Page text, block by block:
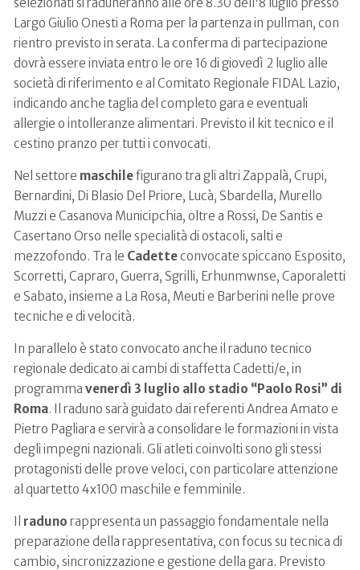
Largo Giulio Onesti a Roma per la partenza in pullman, con
rientro previsto in serata. La conferma di partecipazione
dovrà essere inviata entro le ore 16 di giovedì 2 luglio alle
società di riferimento e al Comitato Regionale FIDAL Lazio,
indicando anche taglia del completo gara e eventuali
allergie o intolleranze alimentari. Previsto il kit tecnico e il
cestino pranzo per tutti i convocati.
Nel settore maschilefigurano tra gli altri Zappalà, Crupi,
Bernardini, Di Blasio Del Priore, Lucà, Sbardella, Murello
Muzzi e Casanova Municipchia, oltre a Rossi, De Santis e
Casertano Orso nelle specialità di ostacoli, salti e
mezzofondo. Tra le Cadetteconvocate spiccano Esposito,
Scorretti, Capraro, Guerra, Sgrilli, Erhunmwnse, Caporaletti
e Sabato, insieme a La Rosa, Meuti e Barberini nelle prove
tecniche e di velocità.
In parallelo è stato convocato anche il raduno tecnico
regionale dedicato ai cambi di staffetta Cadetti/e, in
programma venerdì 3 luglio allo stadio “Paolo Rosi” di
Roma. Il raduno sarà guidato dai referenti Andrea Amato e
Pietro Pagliara e servirà a consolidare le formazioni in vista
degli impegni nazionali. Gli atleti coinvolti sono gli stessi
protagonisti delle prove veloci, con particolare attenzione
al quartetto 4x100 maschile e femminile.
Il raduno rappresenta un passaggio fondamentale nella
preparazione della rappresentativa, con focus su tecnica di
cambio, sincronizzazione e gestione della gara. Previsto